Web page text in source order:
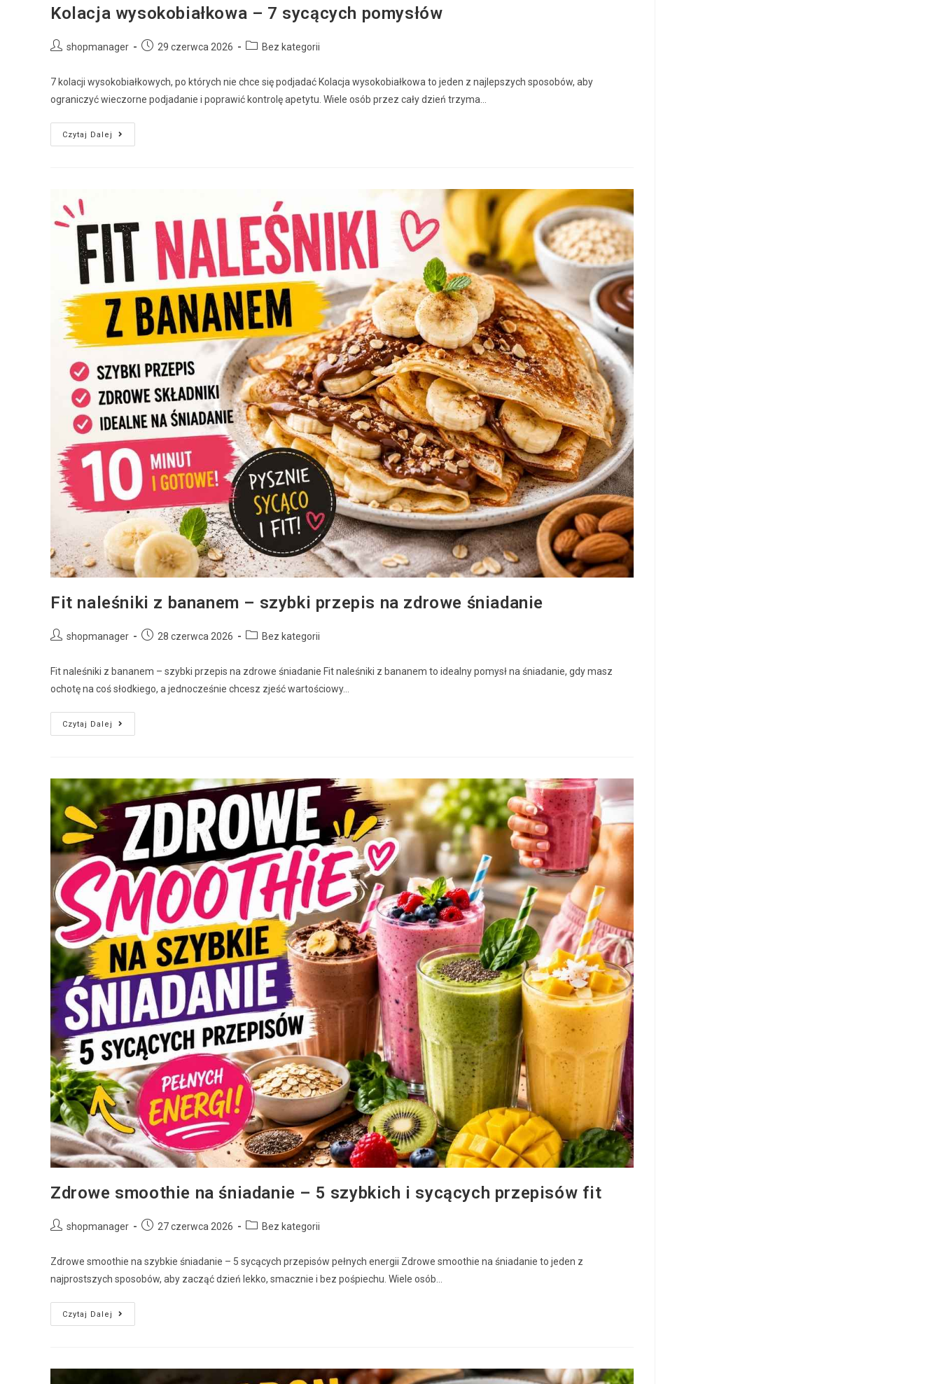
Kolacja wysokobiałkowa – 7 sycących pomysłów
shopmanager 29 czerwca 2026 Bez kategorii
7 kolacji wysokobiałkowych, po których nie chce się podjadać Kolacja wysokobiałkowa to jeden z najlepszych sposobów, aby
ograniczyć wieczorne podjadanie i poprawić kontrolę apetytu. Wiele osób przez cały dzień trzyma…
Czytaj Dalej
Fit naleśniki z bananem – szybki przepis na zdrowe śniadanie
shopmanager 28 czerwca 2026 Bez kategorii
Fit naleśniki z bananem – szybki przepis na zdrowe śniadanie Fit naleśniki z bananem to idealny pomysł na śniadanie, gdy masz
ochotę na coś słodkiego, a jednocześnie chcesz zjeść wartościowy…
Czytaj Dalej
Zdrowe smoothie na śniadanie – 5 szybkich i sycących przepisów fit
shopmanager 27 czerwca 2026 Bez kategorii
Zdrowe smoothie na szybkie śniadanie – 5 sycących przepisów pełnych energii Zdrowe smoothie na śniadanie to jeden z
najprostszych sposobów, aby zacząć dzień lekko, smacznie i bez pośpiechu. Wiele osób…
Czytaj Dalej